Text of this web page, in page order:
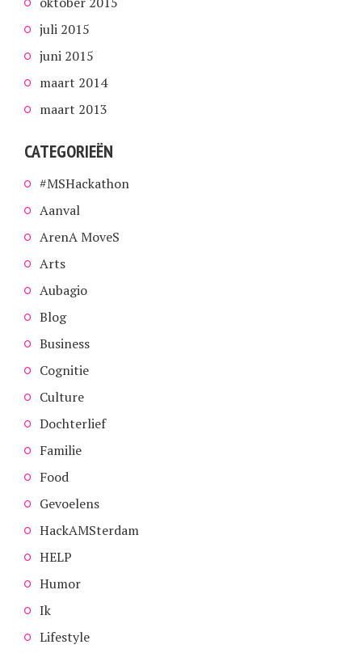
juli 2015
juni 2015
maart 2014
maart 2013
CATEGORIEËN
#MSHackathon
Aanval
ArenA MoveS
Arts
Aubagio
Blog
Business
Cognitie
Culture
Dochterlief
Familie
Food
Gevoelens
HackAMSterdam
HELP
Humor
Ik
Lifestyle